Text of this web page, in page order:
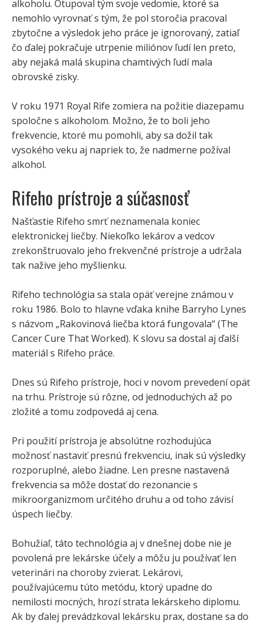
alkoholu. Otupoval tým svoje vedomie, ktoré sa
nemohlo vyrovnať s tým, že pol storočia pracoval
zbytočne a výsledok jeho práce je ignorovaný, zatiaľ
čo ďalej pokračuje utrpenie miliónov ľudí len preto,
aby nejaká malá skupina chamtivých ľudí mala
obrovské zisky.
V roku 1971 Royal Rife zomiera na požitie diazepamu
spoločne s alkoholom. Možno, že to boli jeho
frekvencie, ktoré mu pomohli, aby sa dožil tak
vysokého veku aj napriek to, že nadmerne požíval
alkohol.
Rifeho prístroje a súčasnosť
Našťastie Rifeho smrť neznamenala koniec
elektronickej liečby. Niekoľko lekárov a vedcov
zrekonštruovalo jeho frekvenčné prístroje a udržala
tak nažive jeho myšlienku.
Rifeho technológia sa stala opäť verejne známou v
roku 1986. Bolo to hlavne vďaka knihe Barryho Lynes
s názvom „Rakovinová liečba ktorá fungovala“ (The
Cancer Cure That Worked). K slovu sa dostal aj ďalší
materiál s Rifeho práce.
Dnes sú Rifeho prístroje, hoci v novom prevedení opäť
na trhu. Prístroje sú rôzne, od jednoduchých až po
zložité a tomu zodpovedá aj cena.
Pri použití prístroja je absolútne rozhodujúca
možnosť nastaviť presnú frekvenciu, inak sú výsledky
rozporuplné, alebo žiadne. Len presne nastavená
frekvencia sa môže dostať do rezonancie s
mikroorganizmom určitého druhu a od toho závisí
úspech liečby.
Bohužiaľ, táto technológia aj v dnešnej dobe nie je
povolená pre lekárske účely a môžu ju používať len
veterinári na choroby zvierat. Lekárovi,
používajúcemu túto metódu, ktorý upadne do
nemilosti mocných, hrozí strata lekárskeho diplomu.
Ak by ďalej prevádzkoval lekársku prax, dostane sa do